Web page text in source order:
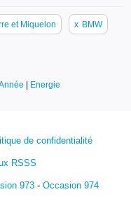
et Miquelon x BMW
| Energie
de confidentialité
RSSS
973 - Occasion 974